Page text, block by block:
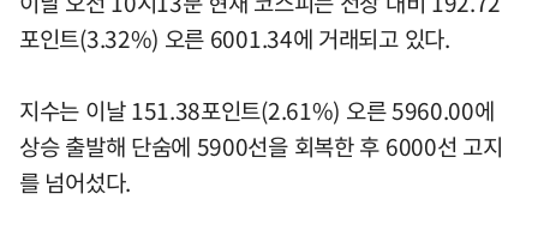
포인트(3.32%) 오른 6001.34에 거래되고 있다.
지수는 이날 151.38포인트(2.61%) 오른 5960.00에
상승 출발해 단숨에 5900선을 회복한 후 6000선 고지
를 넘어섰다.